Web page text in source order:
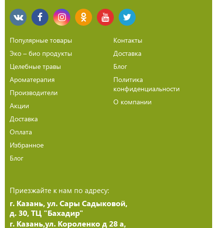
Популярные товары
Эко – био продукты
Целебные травы
Ароматерапия
Производители
Акции
Доставка
Оплата
Избранное
Блог
Контакты
Доставка
Блог
Политика
конфиденциальности
О компании
Приезжайте к нам по адресу:
г. Казань, ул. Сары Садыковой,
д. 30, ТЦ "Бахадир"
г. Казань,ул. Короленко д 28 а,